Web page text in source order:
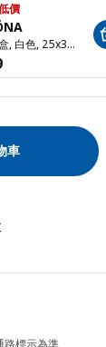
價
收納盒, 白色, 25x35x25 公分
車
路標示為準